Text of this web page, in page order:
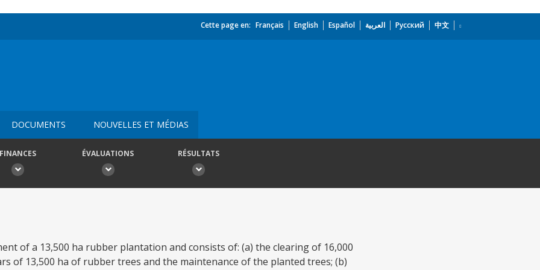
Cette page en: Français English Español العربية Русский 中文
DOCUMENTS NOUVELLES ET MÉDIAS
ÉVALUATIONS RÉSULTATS
of a 13,500 ha rubber plantation and consists of: (a) the clearing of 16,000
of 13,500 ha of rubber trees and the maintenance of the planted trees; (b)